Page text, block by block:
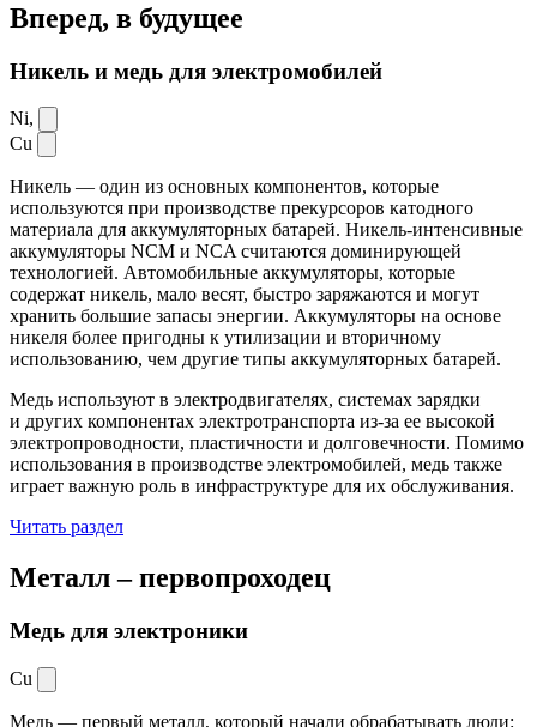
Вперед, в будущее
Никель и медь для электромобилей
Ni,
Cu
Никель — один из основных компонентов, которые
используются при производстве прекурсоров катодного
материала для аккумуляторных батарей. Никель-интенсивные
аккумуляторы NCM и NCA считаются доминирующей
технологией. Автомобильные аккумуляторы, которые
содержат никель, мало весят, быстро заряжаются и могут
хранить большие запасы энергии. Аккумуляторы на основе
никеля более пригодны к утилизации и вторичному
использованию, чем другие типы аккумуляторных батарей.
Медь используют в электродвигателях, системах зарядки
и других компонентах электротранспорта из-за ее высокой
электропроводности, пластичности и долговечности. Помимо
использования в производстве электромобилей, медь также
играет важную роль в инфраструктуре для их обслуживания.
Читать раздел
Металл –первопроходец
Медь для электроники
Cu
Медь — первый металл, который начали обрабатывать люди: